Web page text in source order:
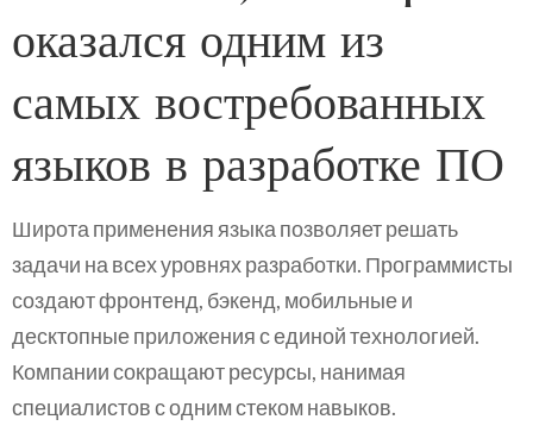
оказался одним из
самых востребованных
языков в разработке ПО
Широта применения языка позволяет решать
задачи на всех уровнях разработки. Программисты
создают фронтенд, бэкенд, мобильные и
десктопные приложения с единой технологией.
Компании сокращают ресурсы, нанимая
специалистов с одним стеком навыков.